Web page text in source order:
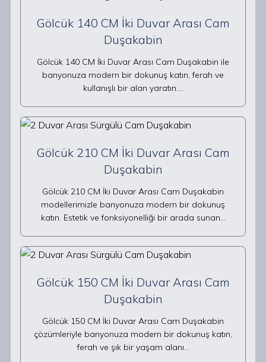
Gölcük 140 CM İki Duvar Arası Cam
Duşakabin
Gölcük 140 CM İki Duvar Arası Cam Duşakabin ile
banyonuza modern bir dokunuş katın, ferah ve
kullanışlı bir alan yaratın.…
Gölcük 210 CM İki Duvar Arası Cam
Duşakabin
Gölcük 210 CM İki Duvar Arası Cam Duşakabin
modellerimizle banyonuza modern bir dokunuş
katın. Estetik ve fonksiyonelliği bir arada sunan…
Gölcük 150 CM İki Duvar Arası Cam
Duşakabin
Gölcük 150 CM İki Duvar Arası Cam Duşakabin
çözümleriyle banyonuza modern bir dokunuş katın,
ferah ve şık bir yaşam alanı…